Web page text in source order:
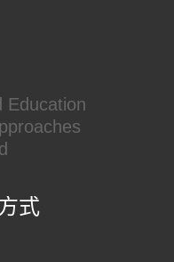
Education
式